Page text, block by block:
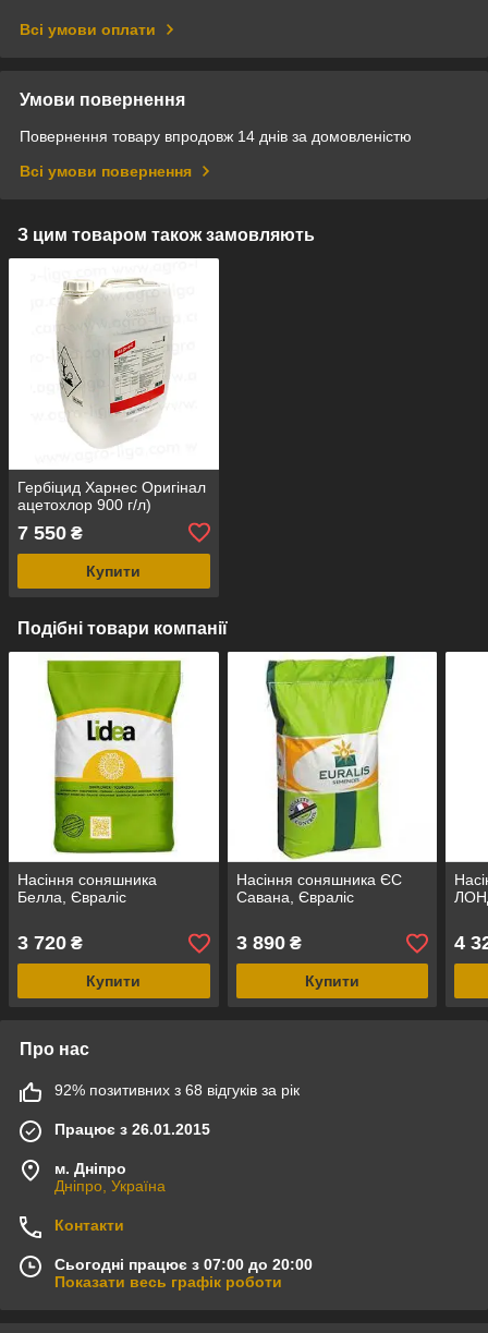
Всі умови оплати
Умови повернення
Повернення товару впродовж 14 днів за домовленістю
Всі умови повернення
З цим товаром також замовляють
Гербіцид Харнес Оригінал
ацетохлор 900 г/л)
7 550 ₴
Купити
Подібні товари компанії
Насіння соняшника
Белла, Євраліс
3 720 ₴
Купити
Насіння соняшника ЄС
Савана, Євраліс
3 890₴
Купити
4
Про нас
92% позитивних з 68 відгуків за рік
Працює з 26.01.2015
м. Дніпро
Дніпро, Україна
Контакти
Сьогодні працює з 07:00 до 20:00
Показати весь графік роботи